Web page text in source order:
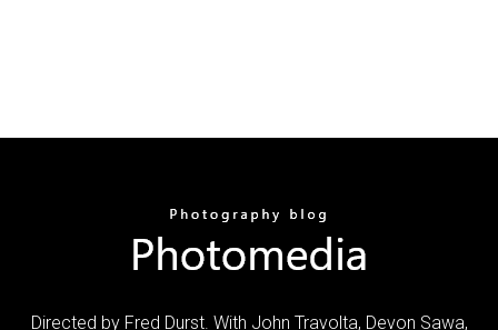
Directed by Fred Durst. With John Travolta, Devon Sawa,